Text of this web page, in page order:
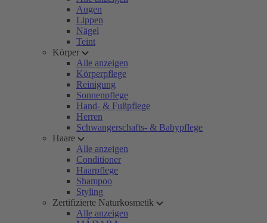
Augen
Lippen
Nägel
Teint
Körper
Alle anzeigen
Körperpflege
Reinigung
Sonnenpflege
Hand- & Fußpflege
Herren
Schwangerschafts- & Babypflege
Haare
Alle anzeigen
Conditioner
Haarpflege
Shampoo
Styling
Zertifizierte Naturkosmetik
Alle anzeigen